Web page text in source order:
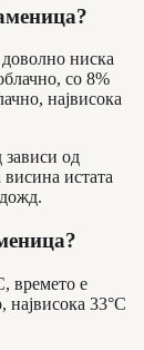
ниска
со 8%
највисока
од
истата
времето е
највисока 33°C